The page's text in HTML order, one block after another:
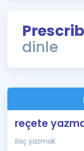
Rehberlik Aracı
ÖSYM Sınav
İngilizce
dinle
reçete
ilaç yazmak